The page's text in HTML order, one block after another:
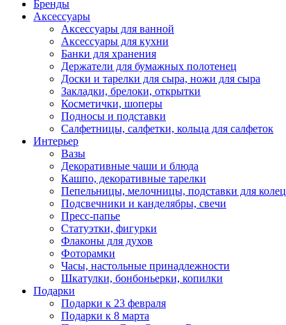
Бренды
Аксессуары
Аксессуары для ванной
Аксессуары для кухни
Банки для хранения
Держатели для бумажных полотенец
Доски и тарелки для сыра, ножи для сыра
Закладки, брелоки, открытки
Косметички, шоперы
Подносы и подставки
Салфетницы, салфетки, кольца для салфеток
Интерьер
Вазы
Декоративные чаши и блюда
Кашпо, декоративные тарелки
Пепельницы, мелочницы, подставки для колец
Подсвечники и канделябры, свечи
Пресс-папье
Статуэтки, фигурки
Флаконы для духов
Фоторамки
Часы, настольные принадлежности
Шкатулки, бонбоньерки, копилки
Подарки
Подарки к 23 февраля
Подарки к 8 марта